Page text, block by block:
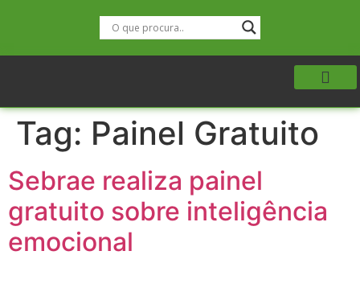
Tag: Painel Gratuito
Sebrae realiza painel
gratuito sobre inteligência
emocional